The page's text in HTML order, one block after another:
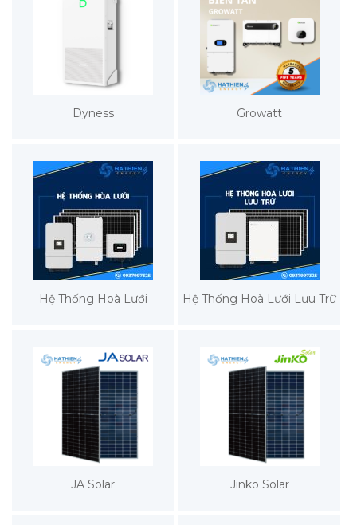
Dyness Growatt
Hệ Thống Hoà Lưới Hệ Thống Hoà Lưới Lưu Trữ
JA Solar Jinko Solar